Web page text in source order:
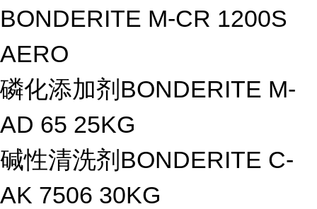
BONDERITE M-CR 1200S
AERO
磷化添加剂BONDERITE M-
AD 65 25KG
碱性清洗剂BONDERITE C-
AK 7506 30KG